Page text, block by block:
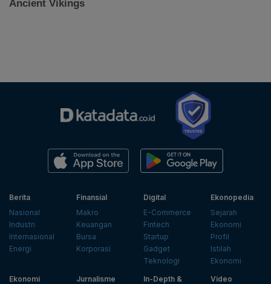
Berita
Nasional
Industri
Internasional
Energi
Finansial
Makro
Keuangan
Bursa
Korporasi
Digital
E-Commerce
Fintech
Startup
Gadget
Teknologi
Ekonopedia
Sejarah
Ekonomi
Profil
Istilah
Ekonomi
Ekonomi
Jurnalisme
In-Depth &
Video